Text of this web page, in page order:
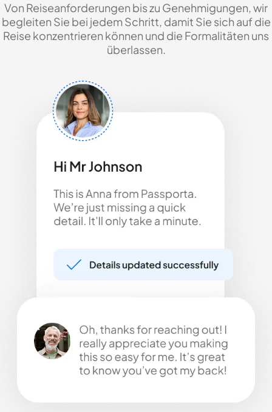
Von Reiseanforderungen bis zu Genehmigungen, wir
begleiten Sie bei jedem Schritt, damit Sie sich auf die
Reise konzentrieren können und die Formalitäten uns
überlassen.